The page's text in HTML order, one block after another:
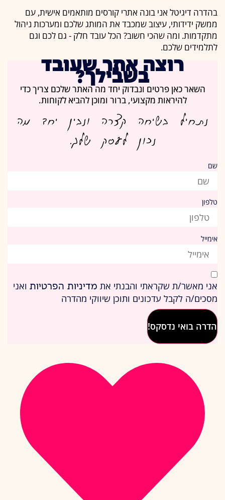
בהדרה דיגיטל אני בונה אתרי קורסים מותאמים אישית, עם
ממשק ידידותי, עיצוב שמכבד את המותג שלכם ומערכות ניהול
מתקדמות. ומה שהכי חשוב? הכל עובד חלק - גם לכם וגם
לתלמידים שלכם.
רוצה אתר שעובד
בשבילך?
השאר כאן פרטים ונבדוק יחד מה האתר שלכם צריך כדי
להיראות מקצועי, ברור ומוכן להביא לקוחות.
נתחיל בשיחה קצרה ונבין יחד מה
נכון לעסק שלך.
שם
טלפון
אימייל
אני מאשר/ת שקראתי והבנתי את מדיניות הפרטיות ואני
מסכים/ה לקבל עדכונים ותוכן שיווקי מהדרה
הדרה בואי נדסקס!